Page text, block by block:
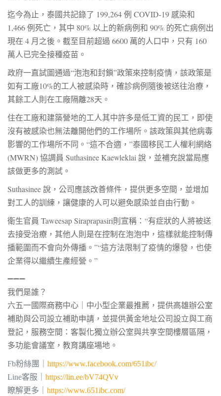
迄今為止，泰國共記錄了 199,264 例 COVID-19 感染和
1,466 例死亡，其中 80% 以上的新病例和 90% 的死亡病例出
現在 4 月之後。截至目前超過 6600 萬的人口中，只有 160
萬人已完全接種疫苗。
政府一直試圖通過“泡泡和封鎖”政策來控制疫情，該政策是
如有工廠10%的工人被感染時，確診病例隨後被送往治療，
其餘工人則在工廠隔離28天。
住在工廠和建築營地的工人其中許多是低工資的民工，即使
沒有被感染也無法離開他們的工作場所。該政策與其他病毒
影響的工作場所不同。“這不合適，”泰國移民工人權利網絡
(MWRN) 協調員 Suthasinee Kaewleklai 說，並補充說當局應
該做更多的測試。
Suthasinee 說，公司應該改善條件，提供更多空間，並增加
對工人的訓練，讓健康的人可以避免感染並自由行動。
衛生官員 Taweesap Siraprapasiri則宣稱：“有症狀的人將被送
去接受治療，其他人則是在控制在泡泡中，這樣就能控制傳
播範圍而不會向外傳播。”“這方法限制了疫情的爆發，也使
企業得以繼續生產經營。”
➖➖➖
我們是誰？
六五一國際商務中心｜中小型企業最推薦，提供高雄辦公室
補助與公司設立補助申請，並提供黃金地址公司設立與工商
登記 ，服務空間：客製化獨立辦公室與共享空間樓層區隔，
多功能會議室，教育講座場地。
Fb粉絲團｜ https://www.facebook.com/651ibc/
Line客服｜ https://lin.ee/bV74QVv
瞭解更多｜ https://www.651ibc.com/